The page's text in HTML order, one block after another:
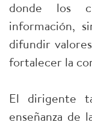
donde los
información,
difundir
fortalecer la
El dirigente
enseñanza de